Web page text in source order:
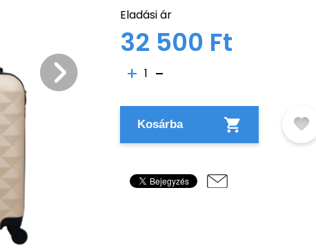
Eladási ár
32 500 Ft
1
Kosárba